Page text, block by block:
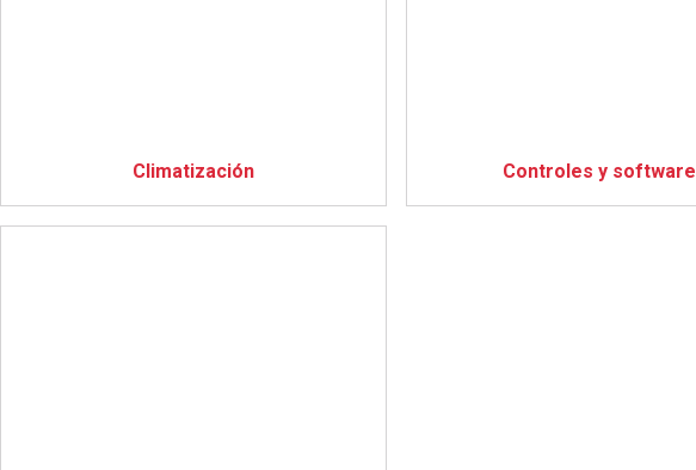
Climatización Controles y software